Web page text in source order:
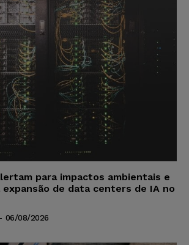
para impactos ambientais e
expansão de data centers de IA no
- 06/08/2026